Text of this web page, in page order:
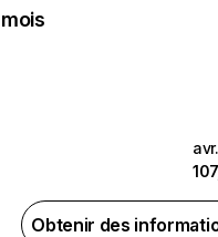
mois
avr.
Obtenir des